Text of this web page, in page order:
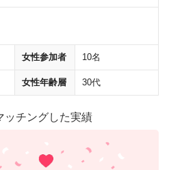
女性参加者 10名
女性年齢層 30代
ッチングした実績